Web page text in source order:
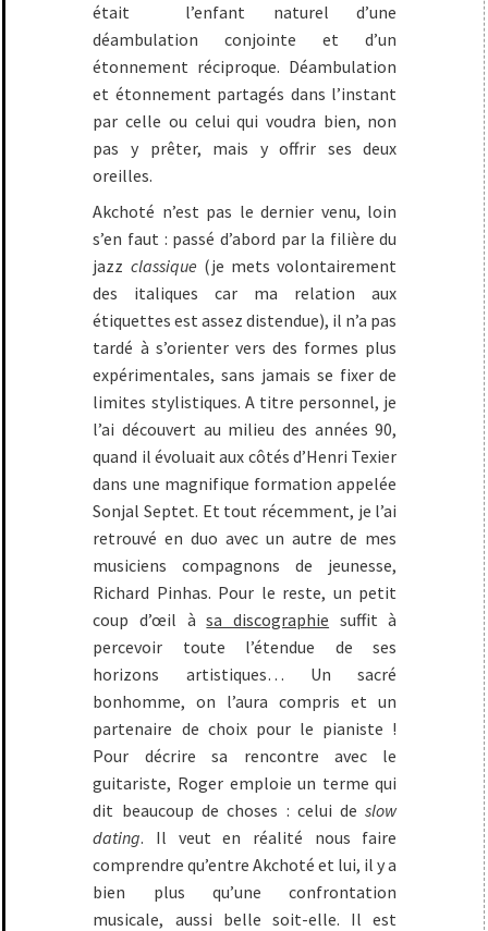
était l’enfant naturel d’une
déambulation conjointe et d’un
étonnement réciproque. Déambulation
et étonnement partagés dans l’instant
par celle ou celui qui voudra bien, non
pas y prêter, mais y offrir ses deux
oreilles.
Akchoté n’est pas le dernier venu, loin
s’en faut : passé d’abord par la filière du
jazz classique (je mets volontairement
des italiques car ma relation aux
étiquettes est assez distendue), il n’a pas
tardé à s’orienter vers des formes plus
expérimentales, sans jamais se fixer de
limites stylistiques. A titre personnel, je
l’ai découvert au milieu des années 90,
quand il évoluait aux côtés d’Henri Texier
dans une magnifique formation appelée
Sonjal Septet. Et tout récemment, je l’ai
retrouvé en duo avec un autre de mes
musiciens compagnons de jeunesse,
Richard Pinhas. Pour le reste, un petit
coup d’œil àsa discographie suffit à
percevoir toute l’étendue de ses
horizons artistiques… Un sacré
bonhomme, on l’aura compris et un
partenaire de choix pour le pianiste !
Pour décrire sa rencontre avec le
guitariste, Roger emploie un terme qui
dit beaucoup de choses : celui deslow
dating. Il veut en réalité nous faire
comprendre qu’entre Akchoté et lui, il y a
bien plus qu’une confrontation
musicale, aussi belle soit-elle. Il est